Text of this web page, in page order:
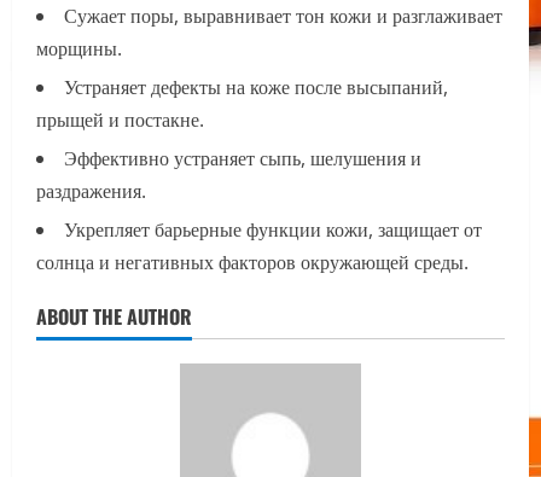
Сужает поры, выравнивает тон кожи и разглаживает
морщины.
Устраняет дефекты на коже после высыпаний,
прыщей и постакне.
Эффективно устраняет сыпь, шелушения и
раздражения.
Укрепляет барьерные функции кожи, защищает от
солнца и негативных факторов окружающей среды.
ABOUT THE AUTHOR